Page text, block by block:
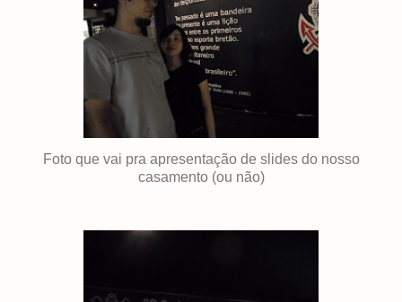
Foto que vai pra apresentação de slides do nosso
casamento (ou não)